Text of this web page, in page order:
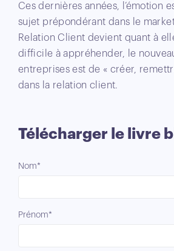
Ces dernières années, l’émotion
sujet prépondérant dans le
Relation Client devient quant à
difficile à appréhender, le
entreprises est de « créer,
dans la relation client.
Télécharger le livre
Nom*
Prénom*